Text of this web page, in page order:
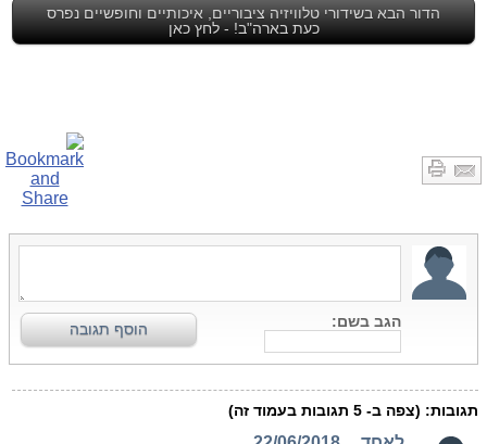
הדור הבא בשידורי טלוויזיה ציבוריים, איכותיים וחופשיים נפרס
כעת בארה"ב! - לחץ כאן